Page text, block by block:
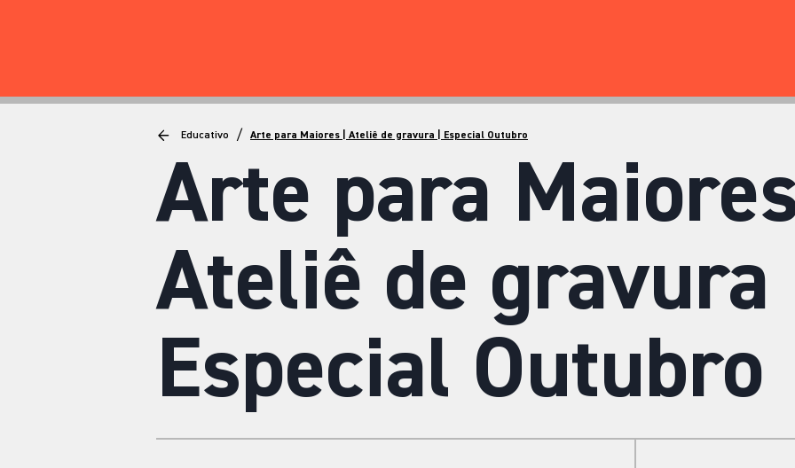
Educativo / Arte para Maiores | Ateliê de gravura | Especial Outubro
Arte para
Ateliê de gravura
Especial Outubro